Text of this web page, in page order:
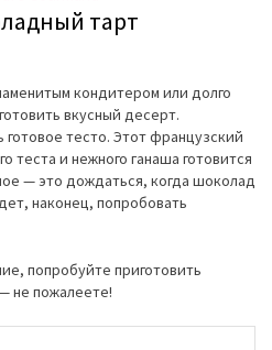
тарт
кондитером или долго
вкусный десерт.
тесто. Этот французский
теста и нежного ганаша готовится
— это дождаться, когда шоколад
наконец, попробовать
попробуйте приготовить
не пожалеете!